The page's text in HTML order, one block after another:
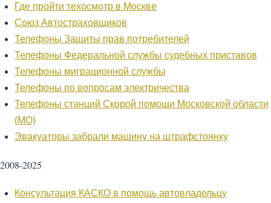
Где пройти техосмотр в Москве
Союз Автостраховщиков
Телефоны Защиты прав потребителей
Телефоны Федеральной службы судебных приставов
Телефоны миграционной службы
Телефоны по вопросам электричества
Телефоны станций Скорой помощи Московской области
(МО)
Эвакуаторы забрали машину на штрафстоянку
2008-2025
Консультация КАСКО в помощь автовладельцу